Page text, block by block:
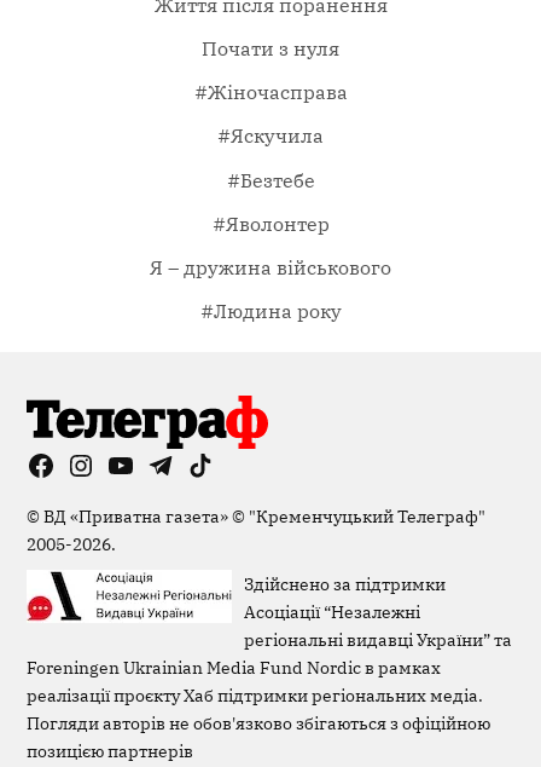
Почати з нуля
#Жіночасправа
#Яскучила
#Безтебе
#Яволонтер
Я – дружина військового
#Людина року
FacebookInstagram
YouTubeTelegramTikTok
©ВД «Приватна газета»© "Кременчуцький Телеграф"
2005-2026.
Здійснено за підтримки
Асоціації “Незалежні
регіональні видавці України” та
Foreningen Ukrainian Media Fund Nordic в рамках
реалізації проєкту Хаб підтримки регіональних медіа.
Погляди авторів не обов'язково збігаються з офіційною
позицією партнерів